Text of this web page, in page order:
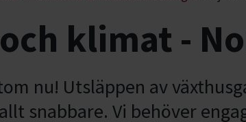
klimat -
nu! Utsläppen av
snabbare. Vi behöver